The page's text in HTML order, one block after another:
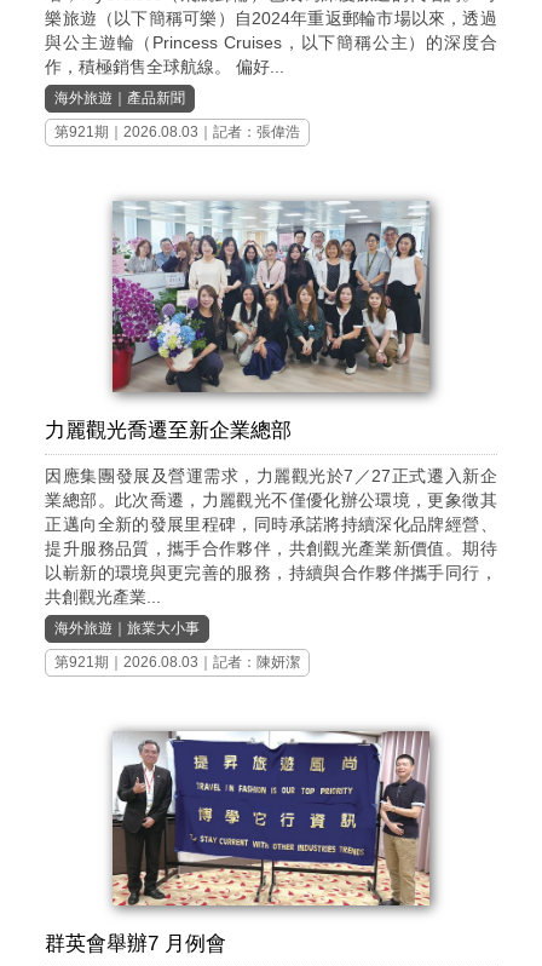
樂旅遊（以下簡稱可樂）自2024年重返郵輪市場以來，透過
與公主遊輪（Princess Cruises，以下簡稱公主）的深度合
作，積極銷售全球航線。 偏好...
海外旅遊
產品新聞
第921期
｜2026.08.03｜記者：張偉浩
力麗觀光喬遷至新企業總部
因應集團發展及營運需求，力麗觀光於7／27正式遷入新企
業總部。此次喬遷，力麗觀光不僅優化辦公環境，更象徵其
正邁向全新的發展里程碑，同時承諾將持續深化品牌經營、
提升服務品質，攜手合作夥伴，共創觀光產業新價值。期待
以嶄新的環境與更完善的服務，持續與合作夥伴攜手同行，
共創觀光產業...
海外旅遊 ｜旅業大小事
第921期 ｜2026.08.03｜記者：陳妍潔
群英會舉辦7 月例會